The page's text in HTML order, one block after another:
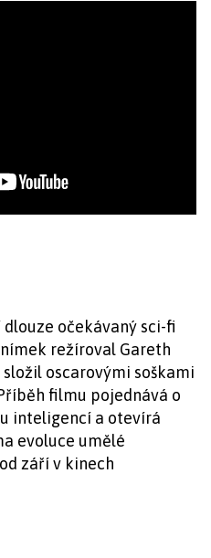
očekávaný sci-fi
režíroval Gareth
oscarovými soškami
filmu pojednává o
inteligencí a otevírá
evoluce umělé
září v kinech